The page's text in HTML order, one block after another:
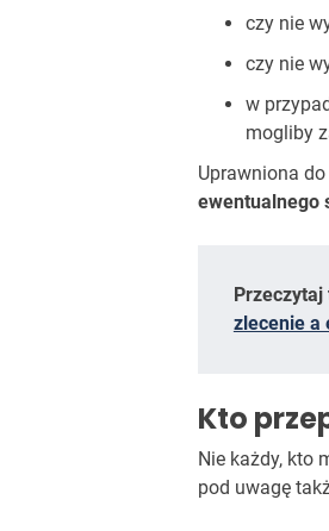
czy nie
czy nie
w
mogliby
Uprawniona
ewentualnego
Przeczytaj
zlecenie a
Kto
Nie każdy, kto
pod uwagę